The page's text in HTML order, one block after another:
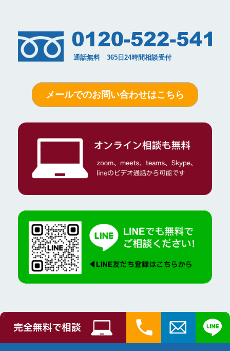
メールでのお問い合わせはこちら